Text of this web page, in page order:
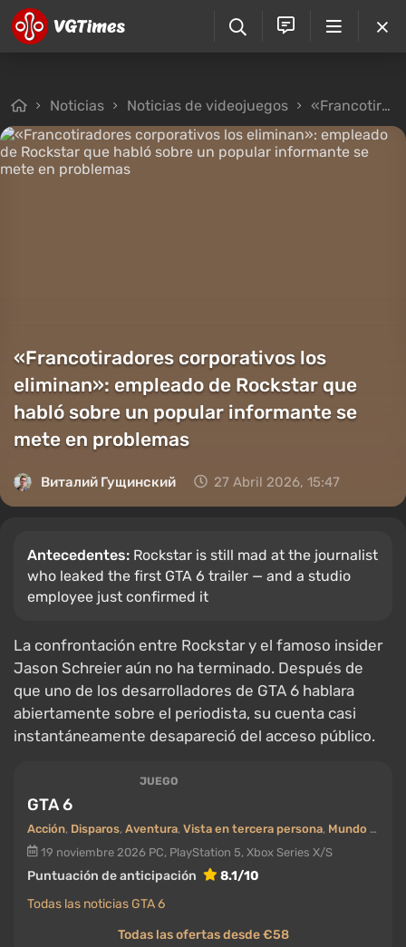
Noticias Noticias de videojuegos «Francotiradores corporativos los eliminan»: empleado de Rockstar que habló sobre un popular informante se mete en problemas
«Francotiradores corporativos los
eliminan»: empleado de Rockstar que
habló sobre un popular informante se
mete en problemas
Виталий Гущинский 27 Abril 2026, 15:47
Antecedentes: Rockstar is still mad at the journalist
who leaked the first GTA 6 trailer — and a studio
employee just confirmed it
La confrontación entre Rockstar y el famoso insider
Jason Schreier aún no ha terminado. Después de
que uno de los desarrolladores de GTA 6 hablara
abiertamente sobre el periodista, su cuenta casi
instantáneamente desapareció del acceso público.
JUEGO
GTA 6
Acción, Disparos, Aventura, Vista en tercera persona, Mundo abierto
19 noviembre 2026 PC, PlayStation 5, Xbox Series X/S
Puntuación de anticipación
8.1/10
Todas las noticias GTA 6
Todas las ofertas desde €58